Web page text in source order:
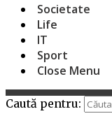
Societate
Life
IT
Sport
Close Menu
Caută pentru: